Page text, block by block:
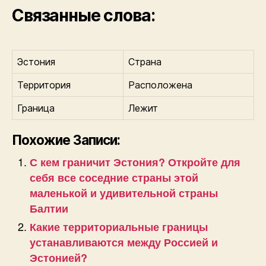
Связанные слова:
Эстония
Страна
Территория
Расположена
Граница
Лежит
Похожие Записи:
С кем граничит Эстония? Откройте для
себя все соседние страны этой
маленькой и удивительной страны
Балтии
Какие территориальные границы
устанавливаются между Россией и
Эстонией?